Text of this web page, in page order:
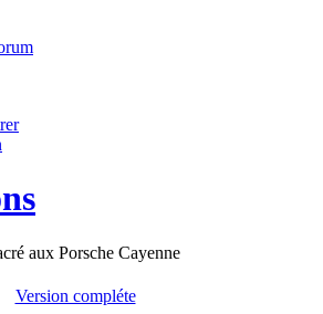
aux Porsche Cayenne
Version compléte